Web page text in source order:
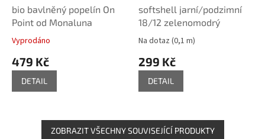
bio bavlněný popelín On
Point od Monaluna
Vyprodáno
479 Kč
DETAIL
softshell jarní/podzimní
18/12 zelenomodrý
Na dotaz (0,1 m)
299 Kč
DETAIL
ZOBRAZIT VŠECHNY SOUVISEJÍCÍ PRODUKTY